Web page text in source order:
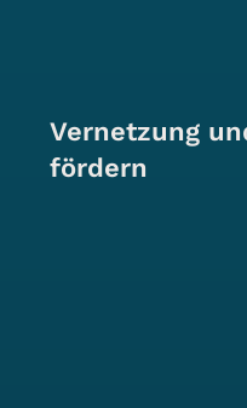
Vernetzung
fördern